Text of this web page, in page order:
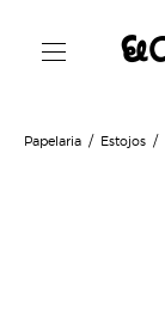
Papelaria Estojos